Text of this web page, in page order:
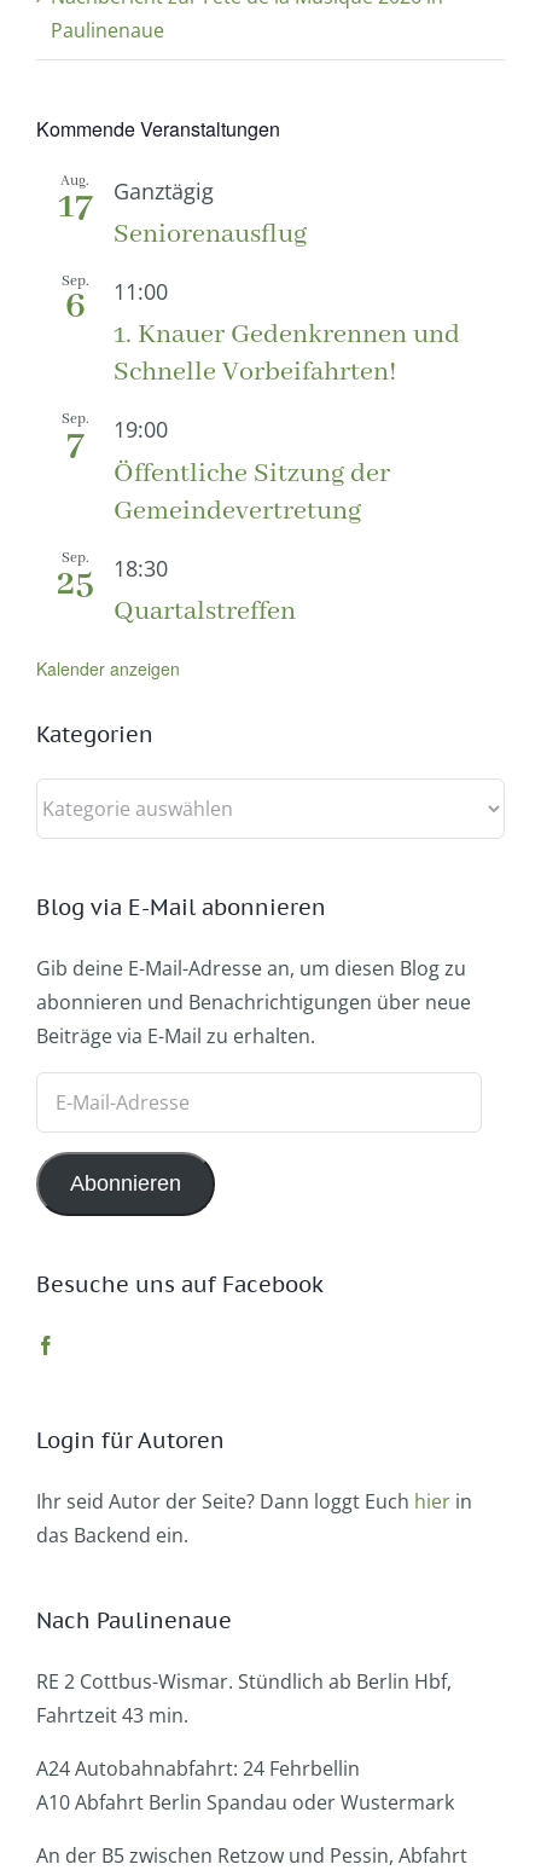
Paulinenaue
Kommende Veranstaltungen
Aug.
17 Ganztägig
Seniorenausflug
Sep.
6 11:00
1. Knauer Gedenkrennen und
Schnelle Vorbeifahrten!
Sep.
7 19:00
Öffentliche Sitzung der
Gemeindevertretung
Sep.
25 18:30
Quartalstreffen
Kalender anzeigen
Kategorien
Kategorien
Blog via E-Mail abonnieren
Gib deine E-Mail-Adresse an, um diesen Blog zu
abonnieren und Benachrichtigungen über neue
Beiträge via E-Mail zu erhalten.
Adresse
Abonnieren
Besuche uns auf Facebook
Login für Autoren
Ihr seid Autor der Seite? Dann loggt Euch hier in
das Backend ein.
Nach Paulinenaue
RE 2 Cottbus-Wismar. Stündlich ab Berlin Hbf,
Fahrtzeit 43 min.
A24 Autobahnabfahrt: 24 Fehrbellin
A10 Abfahrt Berlin Spandau oder Wustermark
An der B5 zwischen Retzow und Pessin, Abfahrt